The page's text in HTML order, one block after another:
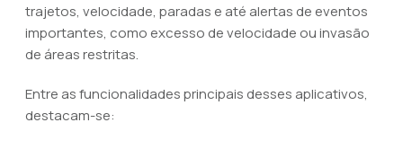
trajetos, velocidade, paradas e até alertas de eventos
importantes, como excesso de velocidade ou invasão
de áreas restritas.
Entre as funcionalidades principais desses aplicativos,
destacam-se: